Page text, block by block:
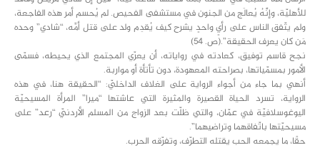
للأهليّة، وإنَّهُ يُعالَج من الجنون في مستشفى الفحيص. لم يُحسم أمر هذه الفاجعة،
ولم يتّفق الناس على رأيٍ واحدٍ يشرح كيف يُقدِم ولد على قتل أمِّه، “شادي” وحده
مَن كان يعرف الحقيقة”.(ص. 54)
نجح قاسم توفيق، كعادته في رواياته، أن يعرّي المجتمع الذي يحيطه، فسمّى
الأمور بمسمّياتها، بصراحته المعهودة، دون تأتأة أو مواربة.
أنهي بما جاء من أجواء الرواية على الغلاف الداخليّ: “الحقيقة هنا، في هذه
الرواية، تسرد الحياة القصيرة والمثيرة التي عاشتها “ميرا” المرأة المسيحيّة
اليوغوسلافيّة في عمّان، والتي ظلّت بعد الزواج من المسلم الأردنيّ “رعد” على
مسيحيّتها باتّفاقهما وتراضيهما”.
حقًا، ما يجمعه الحب يقتله التطرّف، وتفرّقه الحرب.